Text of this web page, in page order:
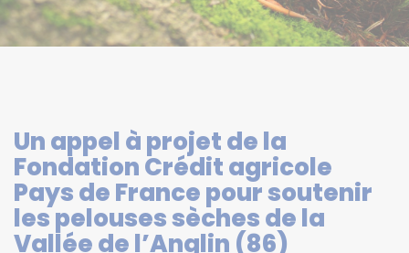
Un appel à projet de la
Fondation Crédit agricole
Pays de France pour soutenir
les pelouses sèches de la
Vallée de l’Anglin (86)